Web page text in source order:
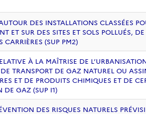
DES INSTALLATIONS CLASSÉES
ET SUR DES SITES ET SOLS POLLUÉS,
CARRIÈRES (SUP PM2)
À LA MAÎTRISE DE
TRANSPORT DE GAZ NATUREL OU
ET DE PRODUITS CHIMIQUES ET DE
DE GAZ (SUP I1)
DES RISQUES NATURELS